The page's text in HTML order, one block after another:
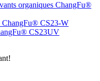
organiques ChangFu®
ChangFu® CS23-W
CS23UV